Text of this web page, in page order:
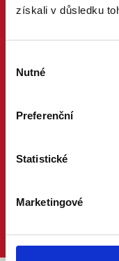
získali v důsledku
souhlasu
Nutné
Preferenční
Statistické
Marketingové